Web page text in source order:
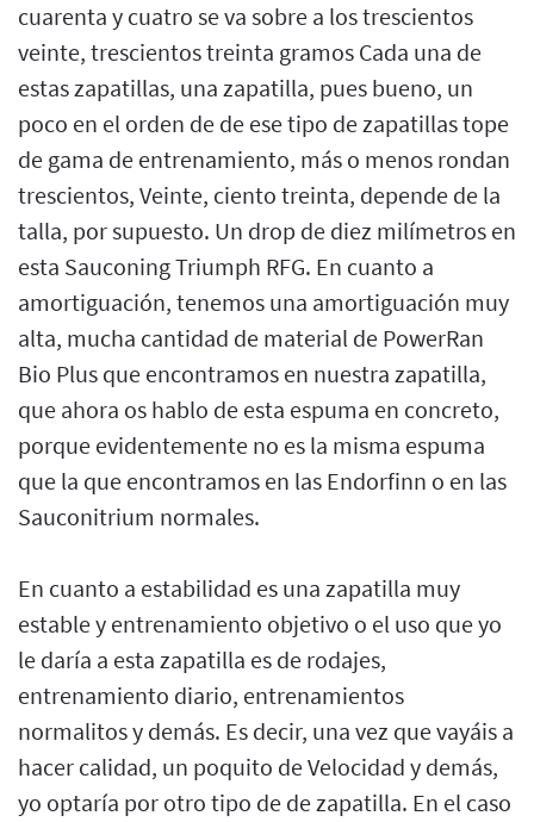
cuarenta y cuatro se va sobre a los trescientos
veinte, trescientos treinta gramos Cada una de
estas zapatillas, una zapatilla, pues bueno, un
poco en el orden de de ese tipo de zapatillas tope
de gama de entrenamiento, más o menos rondan
trescientos, Veinte, ciento treinta, depende de la
talla, por supuesto. Un drop de diez milímetros en
esta Sauconing Triumph RFG. En cuanto a
amortiguación, tenemos una amortiguación muy
alta, mucha cantidad de material de PowerRan
Bio Plus que encontramos en nuestra zapatilla,
que ahora os hablo de esta espuma en concreto,
porque evidentemente no es la misma espuma
que la que encontramos en las Endorfinn o en las
Sauconitrium normales.
En cuanto a estabilidad es una zapatilla muy
estable y entrenamiento objetivo o el uso que yo
le daría a esta zapatilla es de rodajes,
entrenamiento diario, entrenamientos
normalitos y demás. Es decir, una vez que vayáis a
hacer calidad, un poquito de Velocidad y demás,
yo optaría por otro tipo de de zapatilla. En el caso